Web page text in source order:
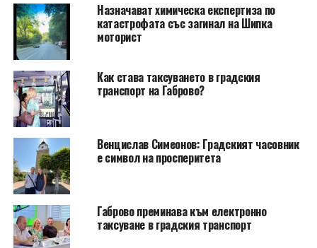
Назначават химическа експертиза по
катастрофата със загинал на Шипка
моторист
Как става таксуването в градския
транспорт на Габрово?
Венцислав Симеонов: Градският часовник
е символ на просперитета
Габрово преминава към електронно
таксуване в градския транспорт